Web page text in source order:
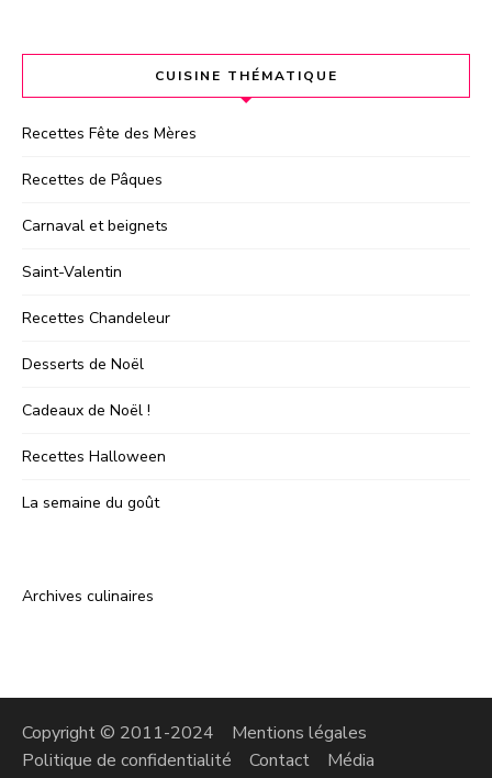
CUISINE THÉMATIQUE
Recettes Fête des Mères
Recettes de Pâques
Carnaval et beignets
Saint-Valentin
Recettes Chandeleur
Desserts de Noël
Cadeaux de Noël !
Recettes Halloween
La semaine du goût
Archives culinaires
Copyright © 2011-2024
Mentions légales
Politique de confidentialité
Contact
Média